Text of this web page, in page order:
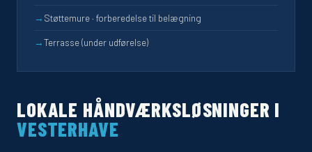
→ Støttemure · forberedelse til belægning
→Terrasse (under udførelse)
LOKALE HÅNDVÆRKSLØSNINGER I
VESTERHAVE